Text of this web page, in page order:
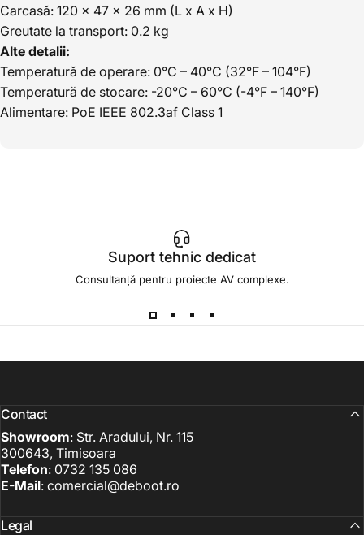
Carcasă: 120 x 47 x 26 mm (L x A x H)
Greutate la transport: 0.2 kg
Alte detalii:
Temperatură de operare: 0°C – 40°C (32°F – 104°F)
Temperatură de stocare: -20°C – 60°C (-4°F – 140°F)
Alimentare: PoE IEEE 802.3af Class 1
Suport tehnic dedicat
Consultanță pentru proiecte AV complexe.
Contact
Showroom: Str. Aradului, Nr. 115
300643, Timisoara
Telefon: 0732 135 086
E-Mail: comercial@deboot.ro
Legal